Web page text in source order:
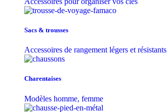
Sacs & trousse​s
Accessoires de rangement légers et résistants
Charentaises
Modèles homme, femme